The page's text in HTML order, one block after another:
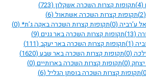
(4) תקופות קצרות השכרה אשקלון (723)
(2) תקופות קצרות השכרה אשתאול (6)
ע’רביה (0) תקופות קצרות השכרה באקה ג’ת* (0)
(13) תקופות קצרות השכרה באר גנים (9)
(1) תקופות קצרות השכרה באר יעקב (111)
(0) תקופות קצרות השכרה באר שבע (1620)
(0) תקופות קצרות השכרה בארותיים (0)
תקופות קצרות השכרה בוסתן הגליל (6)